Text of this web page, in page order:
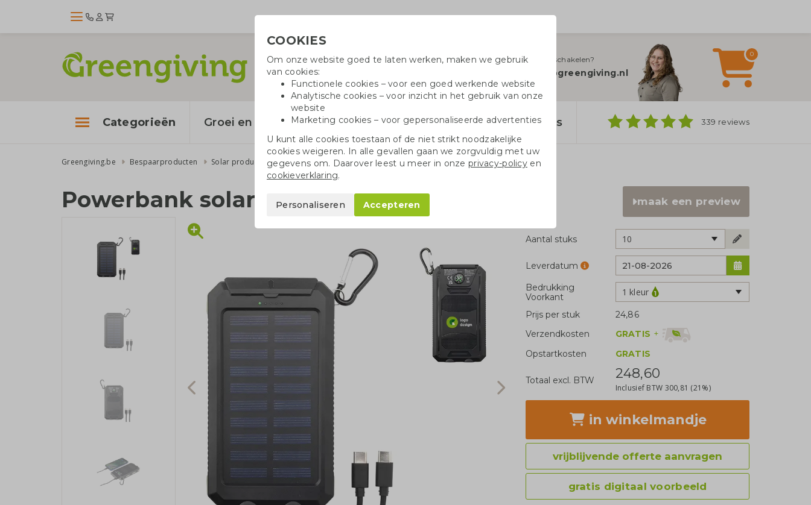
Hulplijn inschakelen?
info@greengiving.nl
0
Categorieën Groei en bloei Drinkflessen Balpennen Tote bags 339 reviews
Greengiving.be Bespaarproducten Solar producten Powerbank solar
Powerbank solar maak een preview
Aantal stuks 10
Leverdatum
Bedrukking
Voorkant
1 kleur
Prijs per stuk
24,86
Verzendkosten
GRATIS +
Opstartkosten
GRATIS
Totaal excl. BTW 248,60
Inclusief BTW 300,81 (21%)
in winkelmandje
vrijblijvende offerte aanvragen
gratis digitaal voorbeeld
COOKIES
Om onze website goed te laten werken, maken we gebruik
van cookies:
Functionele cookies – voor een goed werkende website
Analytische cookies – voor inzicht in het gebruik van onze
website
Marketing cookies – voor gepersonaliseerde advertenties
U kunt alle cookies toestaan of de niet strikt noodzakelijke
cookies weigeren. In alle gevallen gaan we zorgvuldig met uw
gegevens om. Daarover leest u meer in onzeprivacy-policyen
cookieverklaring.
Personaliseren Accepteren